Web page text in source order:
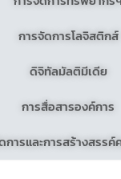
การจัดการโลจิสติกส์
ดิจิทัลมัลติมีเดีย
การสื่อสารองค์การ
การและการสร้างสรร